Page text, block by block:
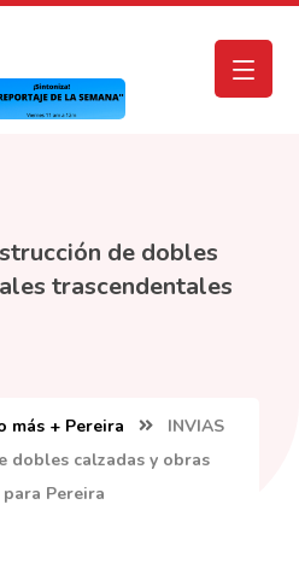
de dobles
trascendentales
más + Pereira
INVIAS
dobles calzadas y obras
Pereira